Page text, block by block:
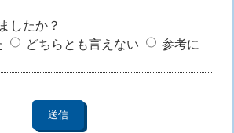
したか？
どちらとも言えない
参考に